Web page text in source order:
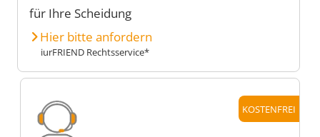
für Ihre Scheidung
Hier bitte anfordern
iurFRIEND Rechtsservice*
KOSTENFREI